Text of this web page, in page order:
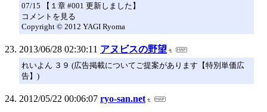
07/15 【１章 #001 更新しました】
コメントを見る
Copyright © 2012 YAGI Ryoma
2013/06/28 02:30:11 アヌビスの野望
れいよん ３９ (広告掲載についてご提案があります【特別単価広
告】)
2012/05/22 00:06:07 ryo-san.net